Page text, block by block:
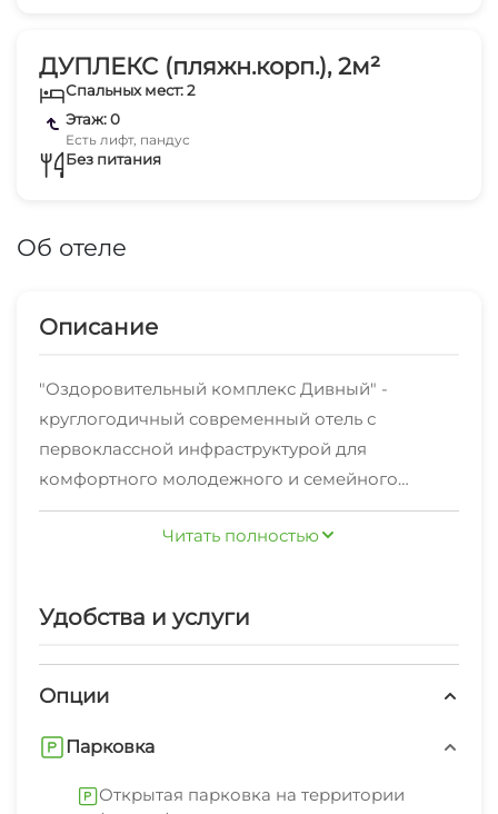
ДУПЛЕКС (пляжн.корп.), 2м²
Спальных мест: 2
Этаж: 0
Есть лифт, пандус
Без питания
Об отеле
Описание
"Оздоровительный комплекс Дивный" -
круглогодичный современный отель с
первоклассной инфраструктурой для
комфортного молодежного и семейного
отдыха, проведения корпоративный
мероприятий.
национального парка с многочисленным
растений. Занимает территорию 2 га,
года. Парковая зона на территории - это
Просторные аллеи, свежий морской воздух и
Читать полностью
Удобства и услуги
Опции
Парковка
Открытая парковка на территории